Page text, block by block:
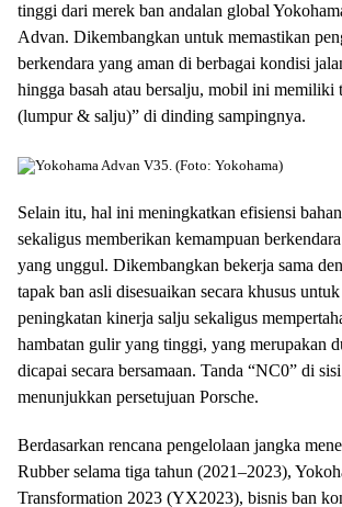
tinggi dari merek ban andalan global
Advan. Dikembangkan untuk memastikan
berkendara yang aman di berbagai kondisi
hingga basah atau bersalju, mobil ini memiliki
(lumpur & salju)” di dinding sampingnya.
Yokohama Advan V35. (Foto: Yokohama)
Selain itu, hal ini meningkatkan efisiensi
sekaligus memberikan kemampuan
yang unggul. Dikembangkan bekerja sama
tapak ban asli disesuaikan secara khusus
peningkatan kinerja salju sekaligus
hambatan gulir yang tinggi, yang merupakan
dicapai secara bersamaan. Tanda “NC0” di
menunjukkan persetujuan Porsche.
Berdasarkan rencana pengelolaan jangka
Rubber selama tiga tahun (2021–2023),
Transformation 2023 (YX2023), bisnis ban